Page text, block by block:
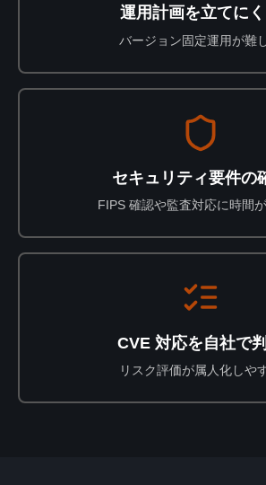
運用計画を立てに
バージョン固定運用が難
セキュリティ要件の
FIPS 確認や監査対応に時間
CVE 対応を自社で
リスク評価が属人化しや